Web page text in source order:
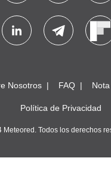
Nosotros FAQ
Política de Privacidad
Meteored. Todos los derechos